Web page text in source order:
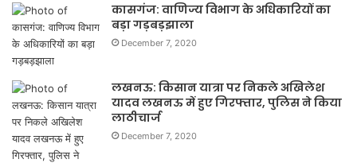
कासगंज: वाणिज्य विभाग के अधिकारियों का
बड़ा गड़बड़झाला
December 7, 2020
लखनऊ: किसान यात्रा पर निकले अखिलेश
यादव लखनऊ में हुए गिरफ्तार, पुलिस ने किया
लाठीचार्ज
December 7, 2020